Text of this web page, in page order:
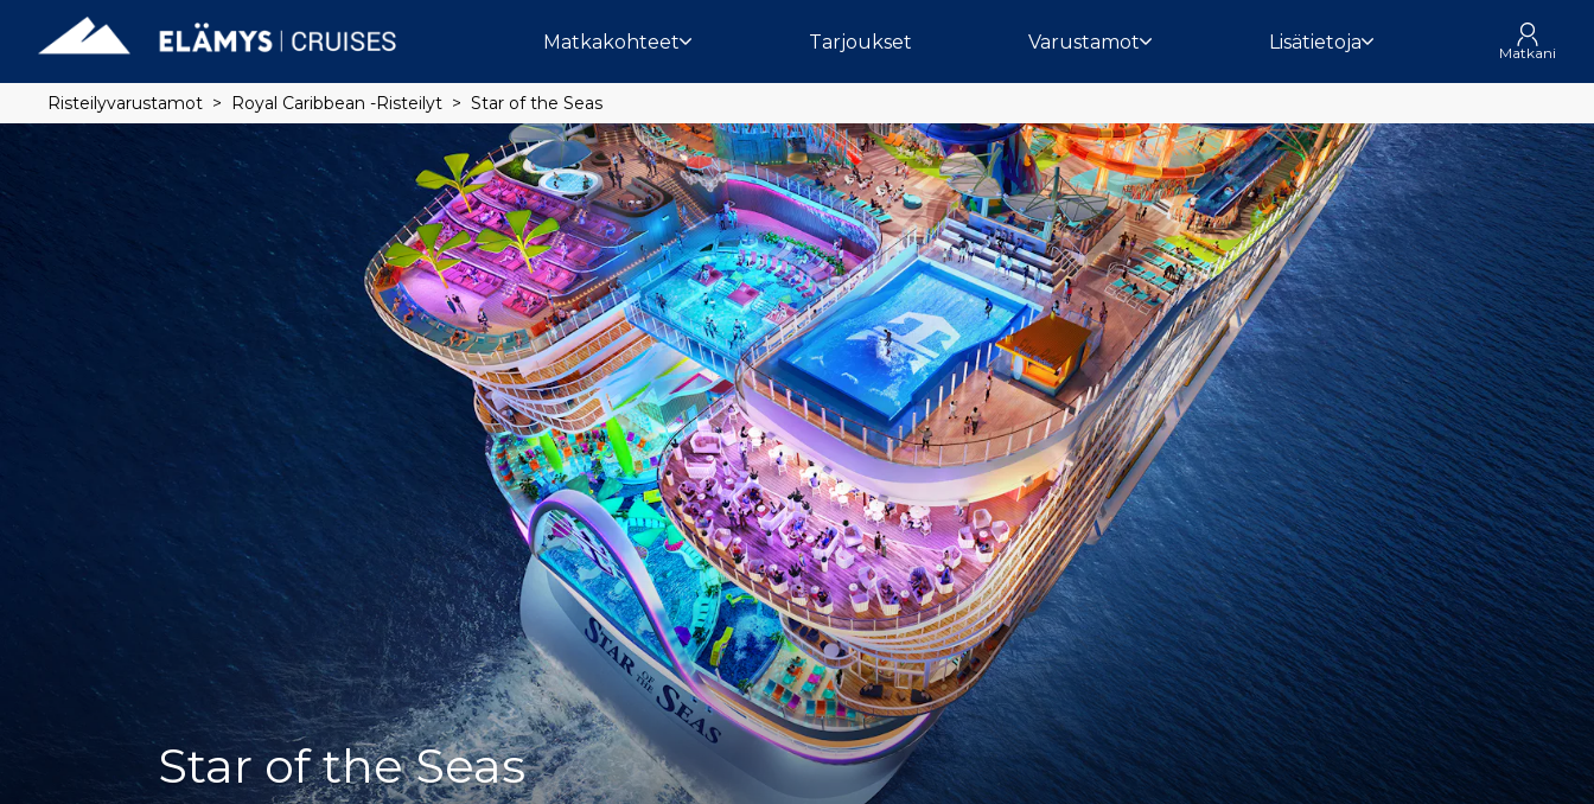
Matkakohteet Tarjoukset Varustamot Lisätietoja Matkani
Risteilyvarustamot Royal Caribbean -risteilyt Star of the Seas
Star of the Seas